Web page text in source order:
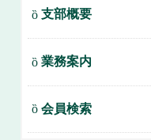
支部概要
業務案内
会員検索